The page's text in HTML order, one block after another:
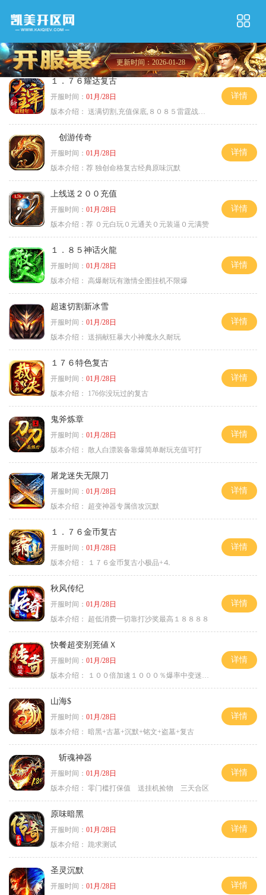
更新时间：2026-01-28
１．７６耀达复古
开服时间： 01月/28日
版本介绍： 送满切割,充值保底,８０８５雷霆战神微变
详情
创游传奇
开服时间： 01月/28日
版本介绍： 荐 独创命格复古经典原味沉默
详情
上线送２００充值
开服时间： 01月/28日
版本介绍： 荐 ０元白玩０元通关０元装逼０元满赞
详情
１．８５神话火龍
开服时间： 01月/28日
版本介绍： 高爆耐玩有激情全图挂机不限爆
详情
超速切割新冰雪
开服时间： 01月/28日
版本介绍： 送捐献狂暴大小神魔永久耐玩
详情
１７６特色复古
开服时间： 01月/28日
版本介绍：
176你没玩过的复古
详情
鬼斧炼章
开服时间： 01月/28日
版本介绍： 散人白漂装备靠爆简单耐玩充值可打
详情
屠龙迷失无限刀
开服时间： 01月/28日
版本介绍：
超变神器专属倍攻沉默
详情
１．７６金币复古
开服时间： 01月/28日
版本介绍：
１７６金币复古小极品+⒋
详情
秋风传纪
开服时间： 01月/28日
版本介绍：
超低消费一切靠打沙奖最高１８８８８
详情
快餐超变别茺値Ｘ
开服时间： 01月/28日
版本介绍：
１００倍加速１０００％爆率中变迷失单职
详情
山海$
开服时间： 01月/28日
版本介绍： 暗黑+古墓+沉默+铭文+盗墓+复古
详情
斩魂神器
开服时间： 01月/28日
版本介绍： 零门槛打保值 送挂机捡物 三天合区
详情
原味暗黑
开服时间： 01月/28日
版本介绍： 跪求测试
详情
圣灵沉默
开服时间： 01月/28日
详情